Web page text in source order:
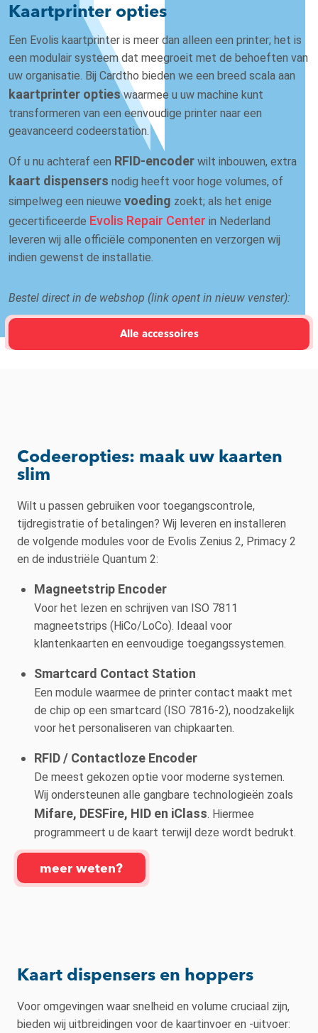
Kaartprinter opties
Een Evolis kaartprinter is meer dan alleen een printer; het is
een modulair systeem dat meegroeit met de behoeften van
uw organisatie. Bij Cardtho bieden we een breed scala aan
kaartprinter optieswaarmee u uw machine kunt
transformeren van een eenvoudige printer naar een
geavanceerd codeerstation.
Of u nu achteraf een RFID-encoder wilt inbouwen, extra
kaart dispensers nodig heeft voor hoge volumes, of
simpelweg een nieuwe voeding zoekt; als het enige
gecertificeerde Evolis Repair Center in Nederland
leveren wij alle officiële componenten en verzorgen wij
indien gewenst de installatie.
Bestel direct in de webshop (link opent in nieuw venster):
Alle accessoires
Codeeropties: maak uw kaarten
slim
Wilt u passen gebruiken voor toegangscontrole,
tijdregistratie of betalingen? Wij leveren en installeren
de volgende modules voor de Evolis Zenius 2, Primacy 2
en de industriële Quantum 2:
Magneetstrip Encoder
Voor het lezen en schrijven van ISO 7811
magneetstrips (HiCo/LoCo). Ideaal voor
klantenkaarten en eenvoudige toegangssystemen.
Smartcard Contact Station
Een module waarmee de printer contact maakt met
de chip op een smartcard (ISO 7816-2), noodzakelijk
voor het personaliseren van chipkaarten.
RFID / Contactloze Encoder
De meest gekozen optie voor moderne systemen.
Wij ondersteunen alle gangbare technologieën zoals
Mifare, DESFire, HID en iClass. Hiermee
programmeert u de kaart terwijl deze wordt bedrukt.
meer weten?
Kaart dispensers en hoppers
Voor omgevingen waar snelheid en volume cruciaal zijn,
bieden wij uitbreidingen voor de kaartinvoer en -uitvoer: